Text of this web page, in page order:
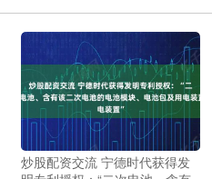
炒股配资交流 宁德时代获得发